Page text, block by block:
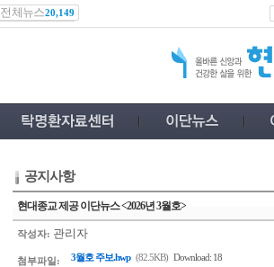
전체뉴스20,149
공지사항
현대종교 제공 이단뉴스 <2026년 3월호>
작성자: 관리자
첨부파일: 3월호 주보.hwp (82.5KB) Download: 18